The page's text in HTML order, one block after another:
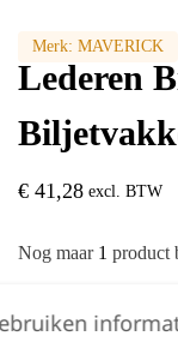
Merk: MAVERICK
Lederen
€ 41,28 excl. BTW
Nog maar 1 product
Kleur: